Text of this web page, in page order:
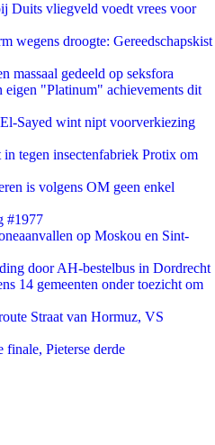
Duits vliegveld voedt vrees voor
wegens droogte: Gereedschapskist
massaal gedeeld op seksfora
"Platinum" achievements dit
Sayed wint nipt voorverkiezing
tegen insectenfabriek Protix om
is volgens OM geen enkel
#1977
op Moskou en Sint-
door AH-bestelbus in Dordrecht
14 gemeenten onder toezicht om
Straat van Hormuz, VS
Pieterse derde